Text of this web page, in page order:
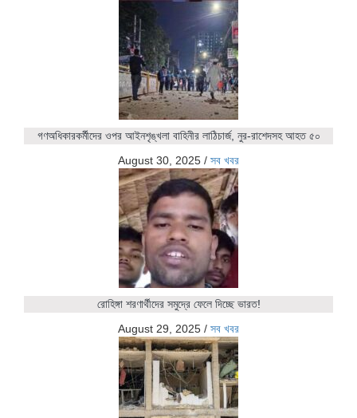
গণঅধিকারকর্মীদের ওপর আইনশৃঙ্খলা বাহিনীর লাঠিচার্জ, নুর-রাশেদসহ আহত ৫০
August 30, 2025 / সব খবর
রোহিঙ্গা শরণার্থীদের সমুদ্রে ফেলে দিচ্ছে ভারত!
August 29, 2025 / সব খবর